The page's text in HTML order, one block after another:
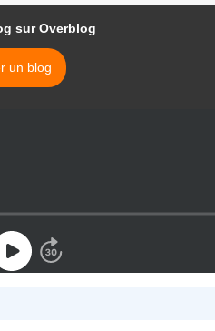
sur Overblog
un blog